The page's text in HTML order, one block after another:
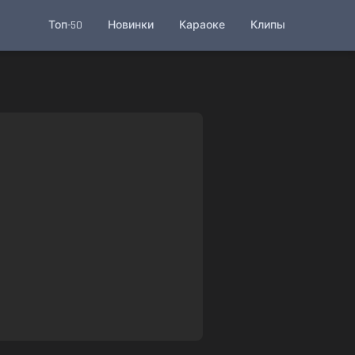
Топ-50 Новинки Караоке Клипы